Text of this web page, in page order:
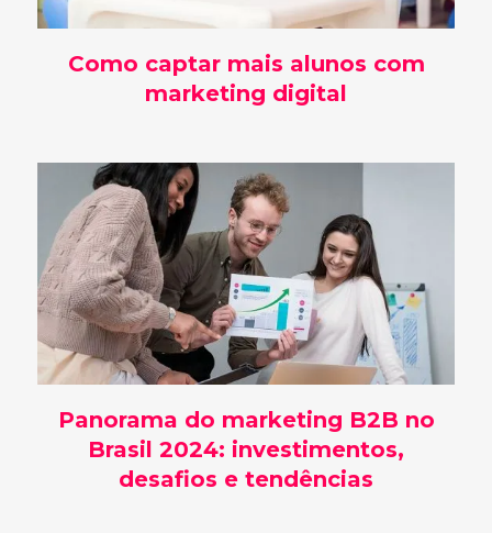
Como captar mais alunos com
marketing digital
Panorama do marketing B2B no
Brasil 2024: investimentos,
desafios e tendências